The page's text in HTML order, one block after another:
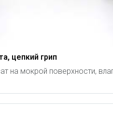
цепкий грип
на мокрой поверхности,